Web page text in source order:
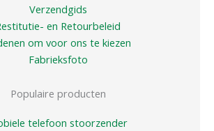
Verzendgids
en Retourbeleid
om voor ons te kiezen
Fabrieksfoto
Populaire producten
telefoon stoorzender